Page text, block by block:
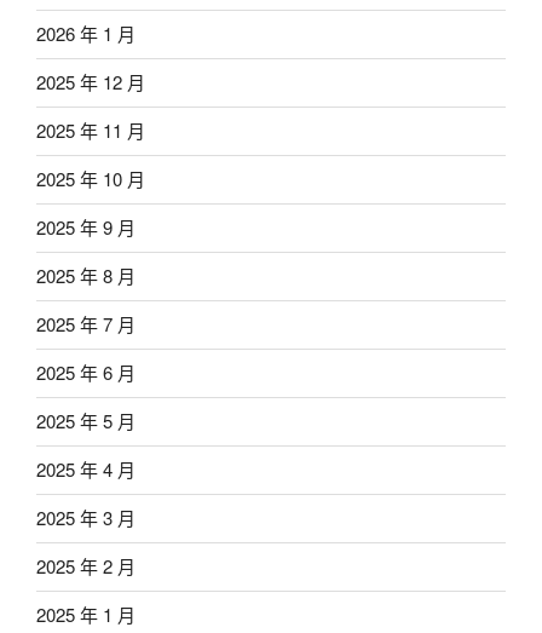
2026 年 1 月
2025 年 12 月
2025 年 11 月
2025 年 10 月
2025 年 9 月
2025 年 8 月
2025 年 7 月
2025 年 6 月
2025 年 5 月
2025 年 4 月
2025 年 3 月
2025 年 2 月
2025 年 1 月